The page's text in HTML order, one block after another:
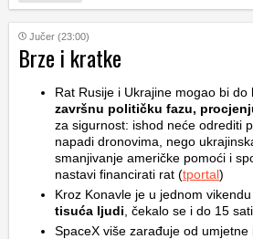
Jučer (23:00)
Brze i kratke
Rat Rusije i Ukrajine mogao bi do
završnu političku fazu,
za sigurnost: ishod neće odrediti
napadi dronovima, nego
smanjivanje američke pomoći i
nastavi financirati rat (tportal)
Kroz Konavle je u jednom vikendu
tisuća ljudi , čekalo se i do 15
SpaceX više zarađuje od